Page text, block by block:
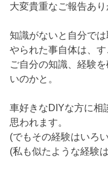
大変貴重なご報告あり
知識がないと自分では
やられた事自体は、す
ご自分の知識、経験
いのかと。
車好きなDIYな方に相
思われます。
(でもその経験はいろ
(私も似たような経験